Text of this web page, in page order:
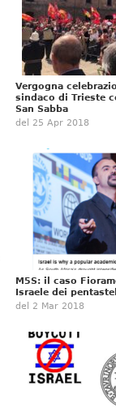
Vergogna
sindaco di Trieste
San Sabba
del 25 Apr 2018
M5S: il caso
Israele dei
del 2 Mar 2018